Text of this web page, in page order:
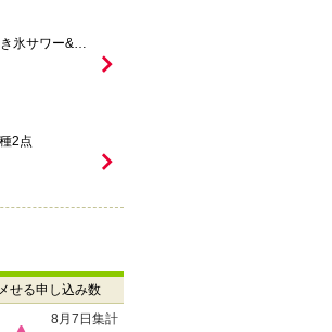
氷サワー&…
2点
せる申し込み数
8月7日集計